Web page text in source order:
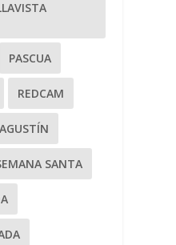
PASCUA
REDCAM
SANTA